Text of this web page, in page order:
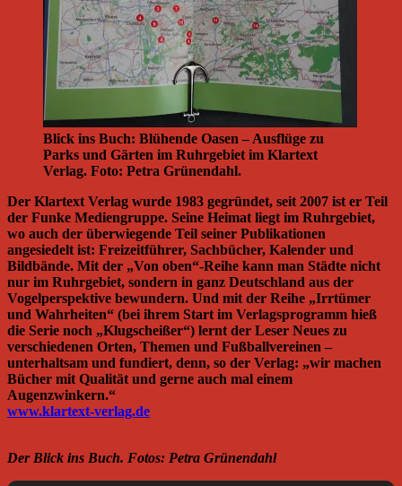
Blick ins Buch: Blühende Oasen – Ausflüge zu
Parks und Gärten im Ruhrgebiet im Klartext
Verlag. Foto: Petra Grünendahl.
Der Klartext Verlag wurde 1983 gegründet, seit 2007 ist er Teil
der Funke Mediengruppe. Seine Heimat liegt im Ruhrgebiet,
wo auch der überwiegende Teil seiner Publikationen
angesiedelt ist: Freizeitführer, Sachbücher, Kalender und
Bildbände. Mit der „Von oben“-Reihe kann man Städte nicht
nur im Ruhrgebiet, sondern in ganz Deutschland aus der
Vogelperspektive bewundern. Und mit der Reihe „Irrtümer
und Wahrheiten“ (bei ihrem Start im Verlagsprogramm hieß
die Serie noch „Klugscheißer“) lernt der Leser Neues zu
verschiedenen Orten, Themen und Fußballvereinen –
unterhaltsam und fundiert, denn, so der Verlag: „wir machen
Bücher mit Qualität und gerne auch mal einem
Augenzwinkern.“
www.klartext-verlag.de
Der Blick ins Buch. Fotos: Petra Grünendahl